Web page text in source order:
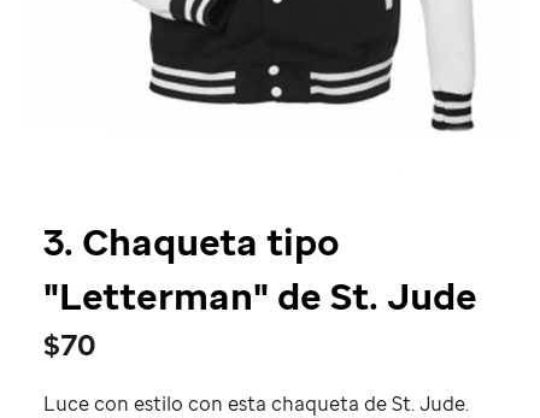
3. Chaqueta tipo
"Letterman" deSt. Jude
$70
Luce con estilo con esta chaqueta deSt. Jude.